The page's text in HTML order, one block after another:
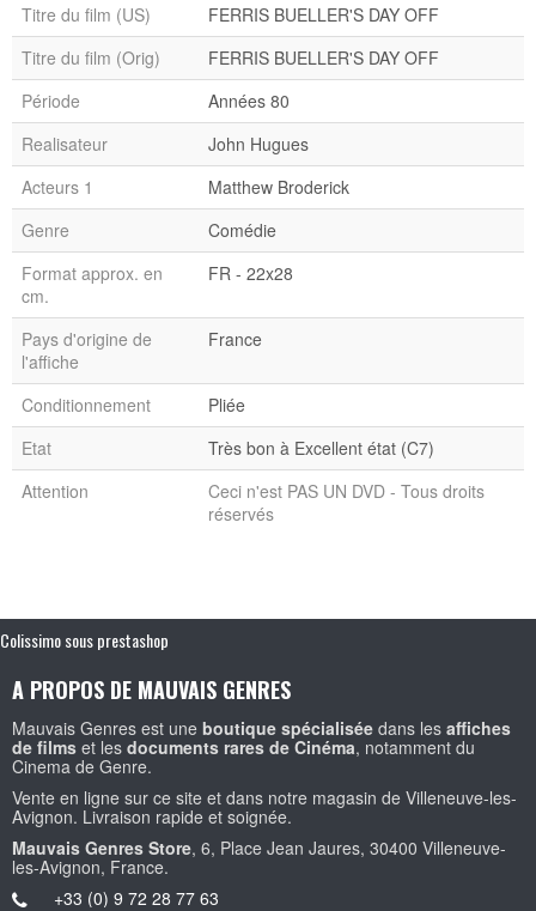
Titre du film (US)
FERRIS BUELLER'S DAY OFF
Titre du film (Orig)
FERRIS BUELLER'S DAY OFF
Période
Années 80
Realisateur
John Hugues
Acteurs 1
Matthew Broderick
Genre
Comédie
Format approx. en
cm.
FR - 22x28
Pays d'origine de
l'affiche
France
Conditionnement
Pliée
Etat
Très bon à Excellent état (C7)
Attention
Ceci n'est PAS UN DVD - Tous droits
réservés
Colissimo sous prestashop
A PROPOS DE MAUVAIS GENRES
Mauvais Genres est une boutique spécialisée dans les affiches
de films et les documents rares de Cinéma, notamment du
Cinema de Genre.
Vente en ligne sur ce site et dans notre magasin de Villeneuve-les-
Avignon. Livraison rapide et soignée.
Mauvais Genres Store, 6, Place Jean Jaures, 30400 Villeneuve-
les-Avignon, France.
+33 (0) 9 72 28 77 63